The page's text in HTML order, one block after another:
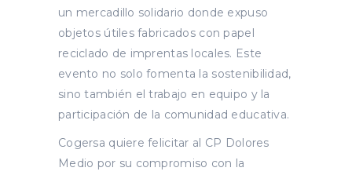
un mercadillo solidario donde expuso
objetos útiles fabricados con papel
reciclado de imprentas locales. Este
evento no solo fomenta la sostenibilidad,
sino también el trabajo en equipo y la
participación de la comunidad educativa.
Cogersa quiere felicitar al CP Dolores
Medio por su compromiso con la